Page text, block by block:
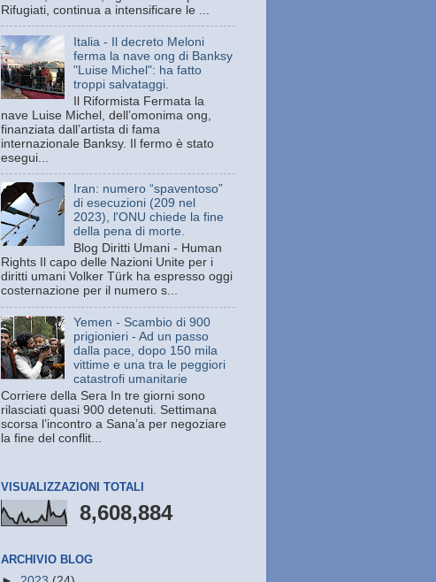
Rifugiati, continua a intensificare le ...
Italia - Il decreto Meloni
ferma la nave ong di Banksy
"Luise Michel": ha fatto
troppi salvataggi.
Il Riformista Fermata la
nave Luise Michel, dell’omonima ong,
finanziata dall’artista di fama
internazionale Banksy. Il fermo è stato
esegui...
Iran: numero “spaventoso”
di esecuzioni (209 nel
2023), l'ONU chiede la fine
della pena di morte.
Blog Diritti Umani - Human
Rights Il capo delle Nazioni Unite per i
diritti umani Volker Türk ha espresso oggi
costernazione per il numero s...
Yemen - Scambio di 900
prigionieri - Ad un passo
dalla pace, dopo 150 mila
vittime e una tra le peggiori
catastrofi umanitarie
Corriere della Sera In tre giorni sono
rilasciati quasi 900 detenuti. Settimana
scorsa l’incontro a Sana’a per negoziare
la fine del conflit...
VISUALIZZAZIONI TOTALI
8,608,884
ARCHIVIO BLOG